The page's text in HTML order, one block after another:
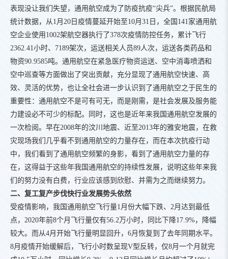
表现没让我们失望，通用航空成为了防疫抗疫“尖兵”。根据民航局
统计数据，从1月20日疫情蔓延开始至10月31日，全国141家通用航
空企业使用1002架航空器执行了378次疫情防控任务，累计飞行
2362.41小时、7189架次，运送相关人员89人次，运送各类药品和
物资90.9585吨。通用航空在紧急医疗物资运送、空中消毒喷洒和
空中巡查等方面做出了突出贡献，充分显现了通用航空快速、高
效、灵活的优势，也让全社会进一步认识到了通用航空之于民生的
重要性：通用航空不是可有可无，而是刚需，是社会发展及服务能
力建设必不可少的标配。同时，这也是近年来我国通用航空发展的
一次检阅。早在2008年的汶川地震、近至2013年的雅安地震，在救
灾现场我们几乎看不到通用航空的力量存在，而在本次抗疫行动
中，我们看到了通用航空频繁的身影，看到了通用航空力量的存
在，这得益于这些年我国通用航空的持续性发展，说明这些年来我
们的努力没有白费，行业应该感到欣慰、并需为之而继续努力。
二、复工复产步伐快行业发展势头依然
受疫情影响，我国通用航空飞行量1月份大幅下跌、2月达到最低
点，2020年前8个月飞行量仅有56.2万小时，同比下降17.9%，降幅
较大。而从4月开始飞行量明显回升，6月恢复到了去年同期水平。
8月疫情开始缓解后，飞行小时数呈现V型反转，仅8月一个月就完